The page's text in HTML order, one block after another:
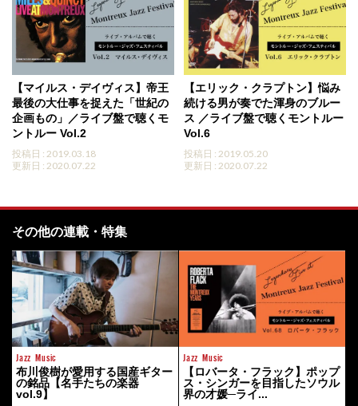
【マイルス・デイヴィス】帝王
最後の大仕事を捉えた「世紀の
企画もの」／ライブ盤で聴くモ
ントルー Vol.2
投稿日 : 2019.03.18
更新日 : 2020.07.22
【エリック・クラプトン】悩み
続ける男が奏でた渾身のブルー
ス ／ライブ盤で聴くモントルー
Vol.6
投稿日 : 2019.05.20
更新日 : 2020.07.22
その他の連載・特集
Jazz Music
布川俊樹が愛用する国産ギター
の銘品【名手たちの楽器
vol.9】
Jazz Music
【ロバータ・フラック】ポップ
ス・シンガーを目指したソウル
界の才媛─ライ...